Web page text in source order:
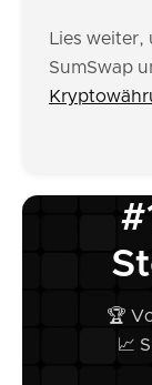
Lies weiter,
SumSwap
🏆
📈